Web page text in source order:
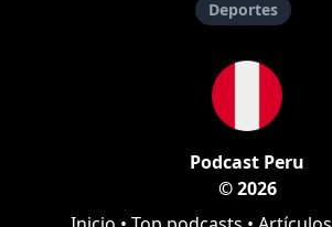
Deportes
Podcast Peru
© 2026